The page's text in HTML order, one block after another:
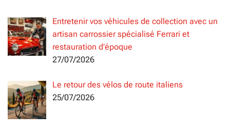
Entretenir vos véhicules de collection avec un
artisan carrossier spécialisé Ferrari et
restauration d’époque
27/07/2026
Le retour des vélos de route italiens
25/07/2026